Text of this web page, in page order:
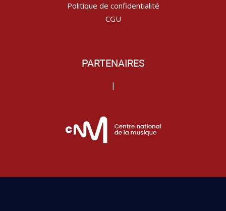
Politique de confidentialité
CGU
PARTENAIRES
|